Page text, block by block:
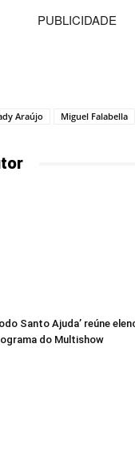
PUBLICIDADE
Araújo Miguel Falabella
Santo Ajuda’ reúne
do Multishow